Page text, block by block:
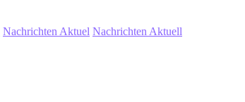
Nachrichten Aktuel Nachrichten Aktuell